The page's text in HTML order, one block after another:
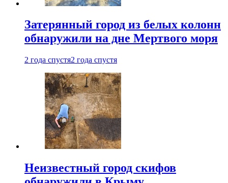
Затерянный город из белых колонн
обнаружили на дне Мертвого моря
2 года спустя2 года спустя
Неизвестный город скифов